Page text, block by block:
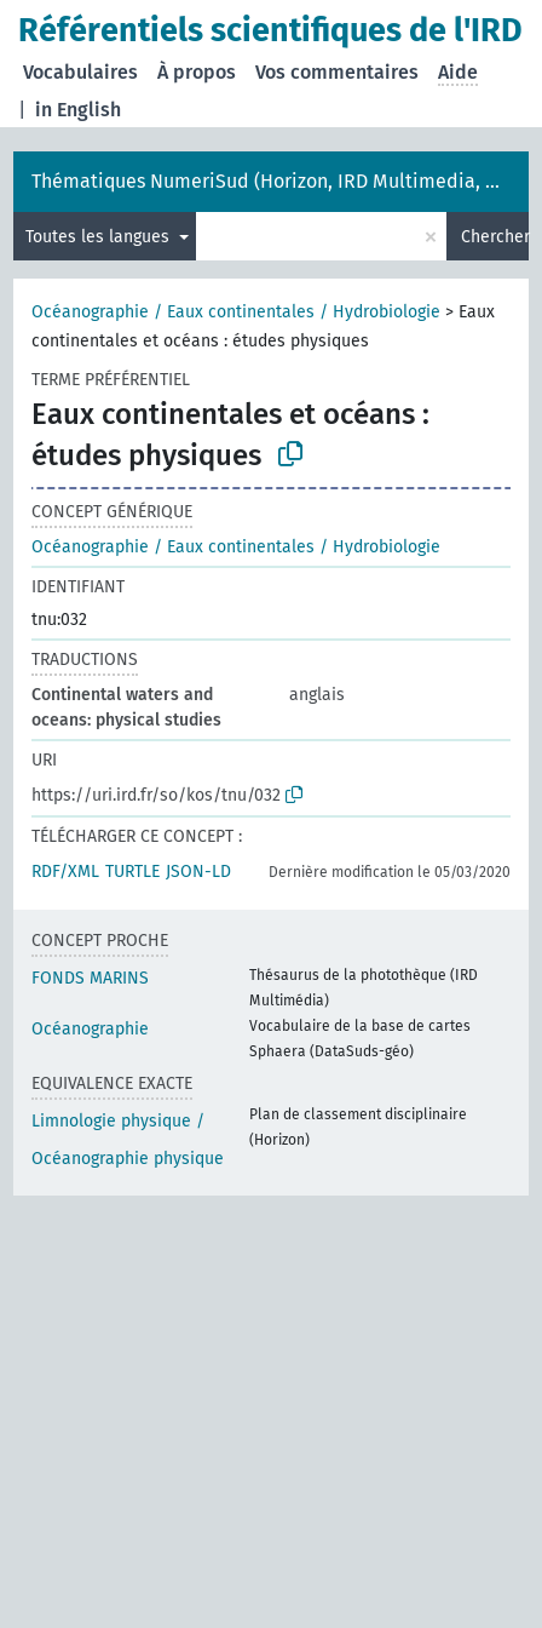
Référentiels scientifiques de l'IRD
in English
Vocabulaires À propos Vos commentaires Aide
Thématiques NumeriSud (Horizon, IRD Multimedia, DataSuds-géo, DataSuds)
Toutes les langues × Chercher
Océanographie / Eaux continentales / Hydrobiologie> Eaux
continentales et océans : études physiques
TERME PRÉFÉRENTIEL
Eaux continentales et océans :
études physiques
CONCEPT GÉNÉRIQUE
Océanographie / Eaux continentales / Hydrobiologie
IDENTIFIANT
tnu:032
TRADUCTIONS
Continental waters and
oceans: physical studies
anglais
URI
https://uri.ird.fr/so/kos/tnu/032
TÉLÉCHARGER CE CONCEPT :
RDF/XML TURTLE JSON-LD Dernière modification le 05/03/2020
CONCEPT PROCHE
FONDS MARINS
Thésaurus de la photothèque (IRD
Multimédia)
Océanographie
Vocabulaire de la base de cartes
Sphaera (DataSuds-géo)
EQUIVALENCE EXACTE
Limnologie physique /
Océanographie physique
Plan de classement disciplinaire
(Horizon)